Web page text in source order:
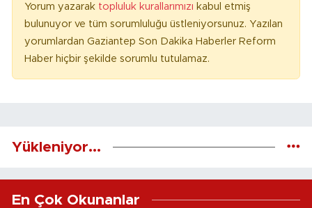
Yorum yazarak topluluk kurallarımızı kabul etmiş
bulunuyor ve tüm sorumluluğu üstleniyorsunuz. Yazılan
yorumlardan Gaziantep Son Dakika Haberler Reform
Haber hiçbir şekilde sorumlu tutulamaz.
Yükleniyor...
En Çok Okunanlar